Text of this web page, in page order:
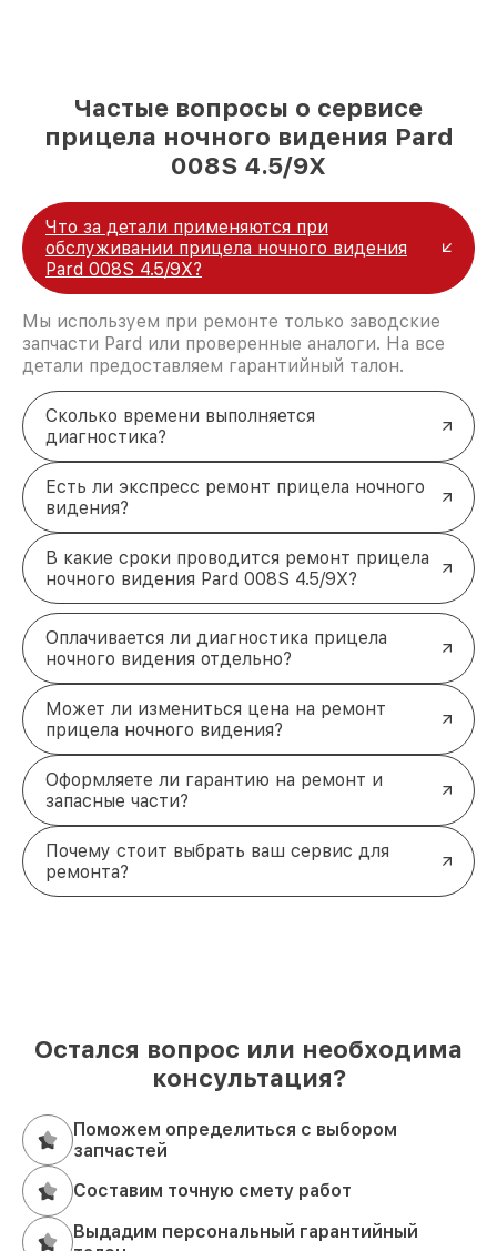
Частые вопросы о сервисе
прицела ночного видения Pard
008S 4.5/9X
Что за детали применяются при
обслуживании прицела ночного видения
Pard 008S 4.5/9X?
Мы используем при ремонте только заводские
запчасти Pard или проверенные аналоги. На все
детали предоставляем гарантийный талон.
Сколько времени выполняется
диагностика?
Есть ли экспресс ремонт прицела ночного
видения?
В какие сроки проводится ремонт прицела
ночного видения Pard 008S 4.5/9X?
Оплачивается ли диагностика прицела
ночного видения отдельно?
Может ли измениться цена на ремонт
прицела ночного видения?
Оформляете ли гарантию на ремонт и
запасные части?
Почему стоит выбрать ваш сервис для
ремонта?
Остался вопрос или необходима
консультация?
Поможем определиться с выбором
запчастей
Составим точную смету работ
Выдадим персональный гарантийный